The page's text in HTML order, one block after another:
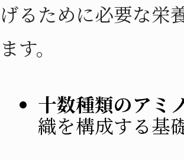
げるために必要な栄
ます。
十数種類のアミ
織を構成する基